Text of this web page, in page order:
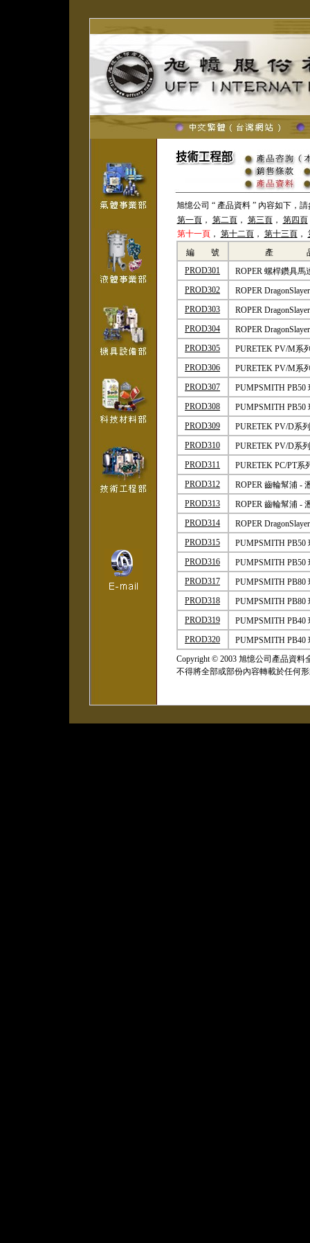
旭憶公司 “ 產品資料 ” 內容如下，請
第一頁， 第二頁， 第三頁， 第四頁
第十一頁， 第十二頁， 第十三頁，
編 號
產
PROD301
ROPER 螺桿鑽具馬
PROD302
ROPER
PROD303
ROPER
PROD304
ROPER
PROD305
PURETEK PV/M系
PROD306
PURETEK PV/M系
PROD307
PUMPSMITH PB50
PROD308
PUMPSMITH PB50
PROD309
PURETEK PV/D系
PROD310
PURETEK PV/D系
PROD311
PURETEK PC/PT
PROD312
ROPER 齒輪幫浦 -
PROD313
ROPER 齒輪幫浦 -
PROD314
ROPER
PROD315
PUMPSMITH PB50
PROD316
PUMPSMITH PB50
PROD317
PUMPSMITH PB80
PROD318
PUMPSMITH PB80
PROD319
PUMPSMITH PB40
PROD320
PUMPSMITH PB40
Copyright© 2003 旭憶公司產品資
不得將全部或部份內容轉載於任何